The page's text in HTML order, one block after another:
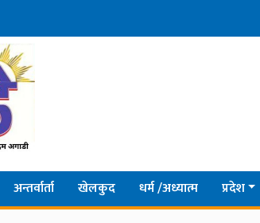
अन्तर्वार्ता खेलकुद धर्म /अध्यात्म प्रदेश